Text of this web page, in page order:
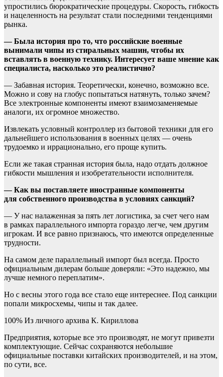
упростились бюрократические процедуры. Скорость, гибкость
и нацеленность на результат стали последними тенденциями
рынка.
— Была история про то, что российские военные
вынимали чипы из стиральных машин, чтобы их
вставлять в военную технику. Интересует ваше мнение как
специалиста, насколько это реалистично?
— Забавная история. Теоретически, конечно, возможно все.
Можно и сову на глобус попытаться натянуть, только зачем?
Все электронные компоненты имеют взаимозаменяемые
аналоги, их огромное множество.
Извлекать условный контроллер из бытовой техники для его
дальнейшего использования в военных целях — очень
трудоемко и иррационально, его проще купить.
Если же такая странная история была, надо отдать должное
гибкости мышления и изобретательности исполнителя.
— Как вы поставляете иностранные компоненты
для собственного производства в условиях санкций?
— У нас налаженная за пять лет логистика, за счет чего нам
в рамках параллельного импорта гораздо легче, чем другим
игрокам. И все равно признаюсь, что имеются определенные
трудности.
На самом деле параллельный импорт был всегда. Просто
официальным дилерам больше доверяли: «Это надежно, мы
лучше немного переплатим».
Но с весны этого года все стало еще интереснее. Под санкции
попали микросхемы, чипы и так далее.
100% Из личного архива К. Кириллова
Предприятия, которые все это производят, не могут привезти
комплектующие. Сейчас сохраняются небольшие
официальные поставки китайских производителей, и на этом,
по сути, все.